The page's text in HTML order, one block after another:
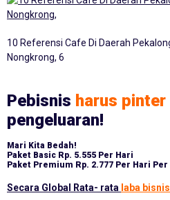
10 Referensi Cafe Di Daerah
Nongkrong, 6
Pebisnis harus pinter
pengeluaran!
Mari Kita Bedah!
Paket Basic Rp. 5.555 Per Hari
Paket Premium Rp. 2.777 Per Hari Per
Secara Global Rata- rata laba